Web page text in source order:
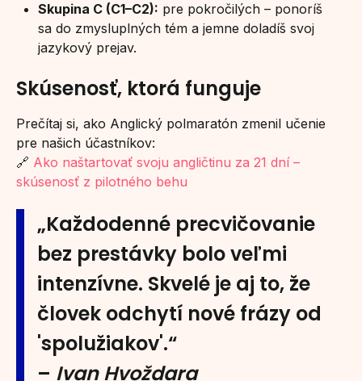
Skupina C (C1–C2): pre pokročilých – ponoríš
sa do zmysluplných tém a jemne doladíš svoj
jazykový prejav.
Skúsenosť, ktorá funguje
Prečítaj si, ako Anglický polmaratón zmenil učenie
pre našich účastníkov:
🔗 Ako naštartovať svoju angličtinu za 21 dní –
skúsenosť z pilotného behu
„Každodenné precvičovanie
bez prestávky bolo veľmi
intenzívne. Skvelé je aj to, že
človek odchytí nové frázy od
'spolužiakov'.“
– Ivan Hvoždara